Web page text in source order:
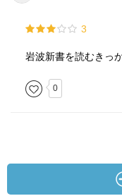
3
岩波新書を読むきっ
0